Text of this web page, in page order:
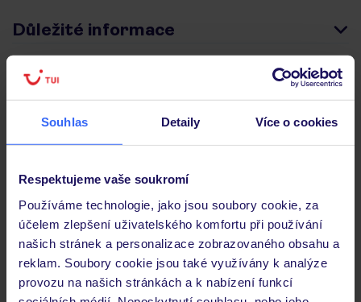
Souhlas Detaily Více o cookies
Respektujeme vaše soukromí
Používáme technologie, jako jsou soubory cookie, za
účelem zlepšení uživatelského komfortu při používání
našich stránek a personalizace zobrazovaného obsahu a
reklam. Soubory cookie jsou také využívány k analýze
provozu na našich stránkách a k nabízení funkcí
Důležité informace
Často kladené otázky
Jaké doklady jsou potřebné při cestování?
Budeme ubytováni ihned po příjezdu do hotelu?
Zobrazit další
Objevte další hotely v okolí